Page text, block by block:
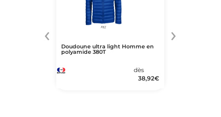
Doudoune ultra light Homme en
polyamide 380T
dès
38,92€
‹ ›